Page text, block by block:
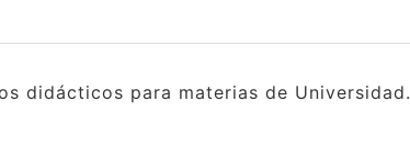
didácticos para materias de Universidad.